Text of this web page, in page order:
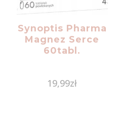
Synoptis Pharma
Magnez Serce
60tabl.
19,99zł